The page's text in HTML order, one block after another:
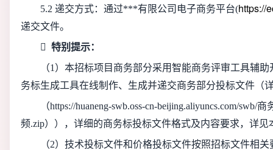
5.2 递交方式：通过***有限公司电子商务平台(https://
递交文件。

特别提示：
（1）本招标项目商务部分采用智能商务评审工具辅
务标生成工具在线制作、生成并递交商务部分投标文件（
（https://huaneng-swb.oss-cn-beijing.aliyuncs.com/swb/
频.zip）），详细的商务标投标文件格式及内容要求，详
（2）技术投标文件和价格投标文件按照招标文件相